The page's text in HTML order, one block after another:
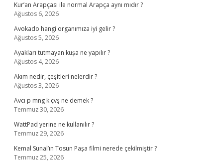
Kur’an Arapçası ile normal Arapça aynı mıdır ?
Ağustos 6, 2026
Avokado hangi organımıza iyi gelir ?
Ağustos 5, 2026
Ayakları tutmayan kuşa ne yapılır ?
Ağustos 4, 2026
Akım nedir, çeşitleri nelerdir ?
Ağustos 3, 2026
Avcı p mng k çvş ne demek ?
Temmuz 30, 2026
WattPad yerine ne kullanılır ?
Temmuz 29, 2026
Kemal Sunal’ın Tosun Paşa filmi nerede çekilmiştir ?
Temmuz 25, 2026